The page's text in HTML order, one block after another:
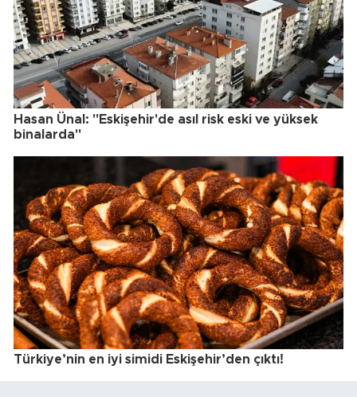
Hasan Ünal: "Eskişehir'de asıl risk eski ve yüksek
binalarda"
Türkiye’nin en iyi simidi Eskişehir’den çıktı!